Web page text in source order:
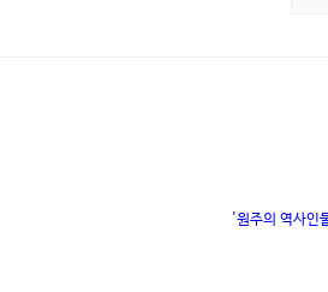
'원주의 역사인